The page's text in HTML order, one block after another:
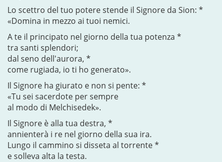
Lo scettro del tuo potere stende il Signore da Sion: *
«Domina in mezzo ai tuoi nemici.
A te il principato nel giorno della tua potenza *
tra santi splendori;
dal seno dell'aurora, *
come rugiada, io ti ho generato».
Il Signore ha giurato e non si pente: *
«Tu sei sacerdote per sempre
al modo di Melchisedek».
Il Signore è alla tua destra, *
annienterà i re nel giorno della sua ira.
Lungo il cammino si disseta al torrente *
e solleva alta la testa.